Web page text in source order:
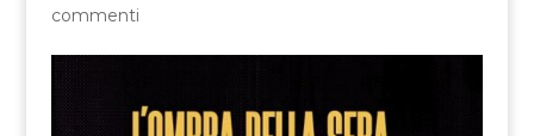
commenti